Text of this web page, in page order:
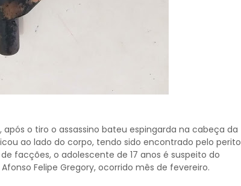
o tiro o assassino bateu espingarda na cabeça da
ao lado do corpo, tendo sido encontrado pelo perito
facções, o adolescente de 17 anos é suspeito do
Felipe Gregory, ocorrido mês de fevereiro.